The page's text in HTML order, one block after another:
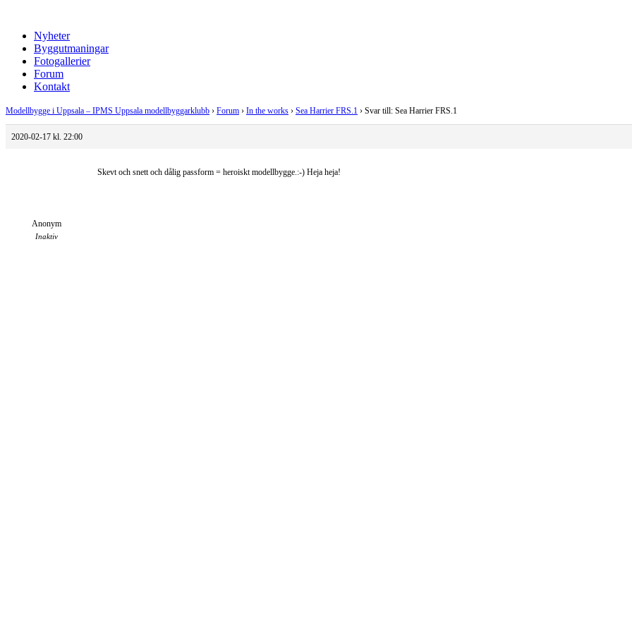
Nyheter
Byggutmaningar
Fotogallerier
Forum
Kontakt
Modellbygge i Uppsala – IPMS Uppsala modellbyggarklubb › Forum › In the works › Sea Harrier FRS.1 › Svar till: Sea Harrier FRS.1
2020-02-17 kl. 22:00
Anonym
Inaktiv
Skevt och snett och dålig passform = heroiskt modellbygge.:-) Heja heja!